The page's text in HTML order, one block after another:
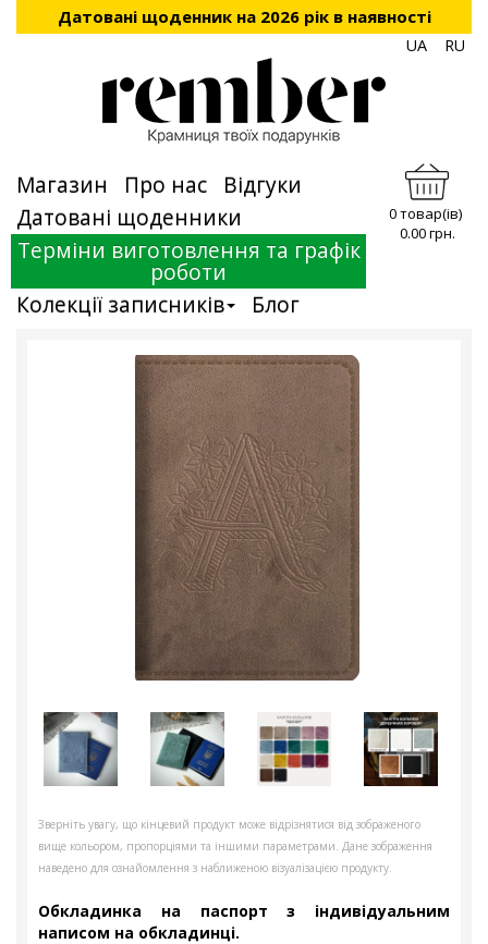
Датовані щоденник на 2026 рік в наявності
UA RU
Магазин Про нас
Відгуки
Датовані щоденники
Терміни виготовлення та графік
роботи
Колекції записників
Блог
0 товар(ів)
0.00 грн.
Зверніть увагу, що кінцевий продукт може відрізнятися від зображеного
вище кольором, пропорціями та іншими параметрами. Дане зображення
наведено для ознайомлення з наближеною візуалізацією продукту.
Обкладинка на паспорт з індивідуальним
написом на обкладинці.